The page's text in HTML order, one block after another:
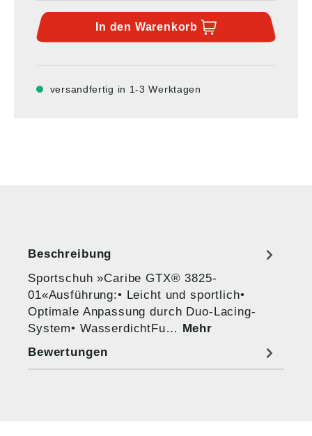
In den Warenkorb
versandfertig in 1-3 Werktagen
Beschreibung
Sportschuh »Caribe GTX® 3825-
01«Ausführung:• Leicht und sportlich•
Optimale Anpassung durch Duo-Lacing-
System• WasserdichtFu… Mehr
Bewertungen